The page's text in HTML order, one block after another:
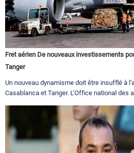
Fret aérien De nouveaux investissements
Tanger
Un nouveau dynamisme doit être insufflé à
Casablanca et Tanger. L’Office national des